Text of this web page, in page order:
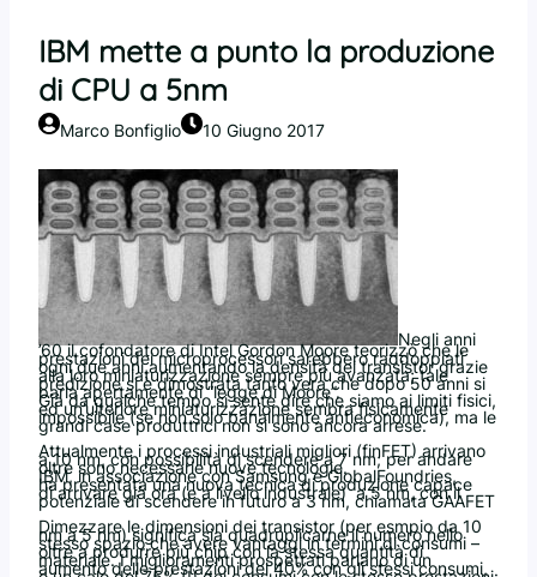
IBM mette a punto la produzione
di CPU a 5nm
Marco Bonfiglio 10 Giugno 2017
Negli anni
’60 il cofondatore di Intel Gordon Moore teorizzò che le
prestazioni dei microprocessori sarebbero raddoppiati
ogni due anni aumentando la densità dei transistor grazie
alla loro miniaturizzazione sempre più avanzata; tale
predizione si è dimostrata tanto vera che dopo 50 anni si
parla apertamente di “legge di Moore”.
Già da qualche tempo si sente dire che siamo ai limiti fisici,
ed un’ulteriore miniaturizzazione sembra fisicamente
impossibile (se non solo banalmente antieconomica), ma le
grandi case produttrici non si sono ancora arrese.
Attualmente i processi industriali migliori (finFET) arrivano
a 10 nm, con possibilità di scendere a 7 nm; per andare
oltre sono necessarie nuove tecnologie.
IBM, in associazione con Samsung e GlobalFoundries,
ha presentata una nuova tecnica di produzione capace
di arrivare già ora (e a livello industrale) a 5 nm, con il
potenziale di scendere in futuro a 3 nm, chiamata GAAFET
Dimezzare le dimensioni dei transistor (per esmpio da 10
nm a 5 nm) significa sia quadruplicarne il numero nello
stesso spazio che avere vantaggi in termini di consumi –
oltre a produrre più chip con la stessa quantità di
materiale. I miglioramenti prospettati parlano di un
aumento delle prestazioni del 40% con gli stessi consumi,